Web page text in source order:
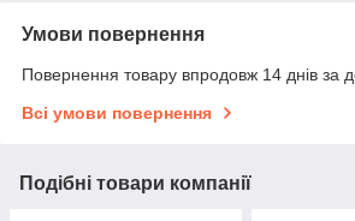
Умови повернення
Повернення товару впродовж 14 днів за
Всі умови повернення
Подібні товари компанії